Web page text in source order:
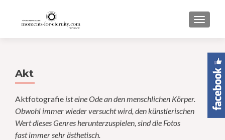
Akt
Aktfotografie ist eine Ode an den menschlichen Körper.
Obwohl immer wieder versucht wird, den künstlerischen
Wert dieses Genres herunterzuspielen, sind die Fotos
fast immer sehr ästhetisch.